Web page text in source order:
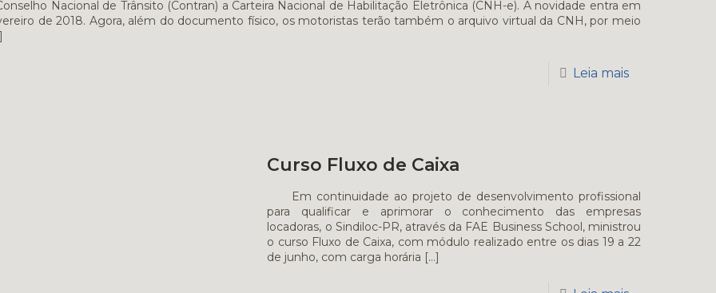
Nacional de Trânsito (Contran) a Carteira Nacional de Habilitação Eletrônica (CNH-e). A novidade entra em
de 2018. Agora, além do documento físico, os motoristas terão também o arquivo virtual da CNH, por meio
Leia mais
Curso Fluxo de Caixa
Em continuidade ao projeto de desenvolvimento profissional
para qualificar e aprimorar o conhecimento das empresas
locadoras, o Sindiloc-PR, através da FAE Business School, ministrou
o curso Fluxo de Caixa, com módulo realizado entre os dias 19 a 22
de junho, com carga horária […]